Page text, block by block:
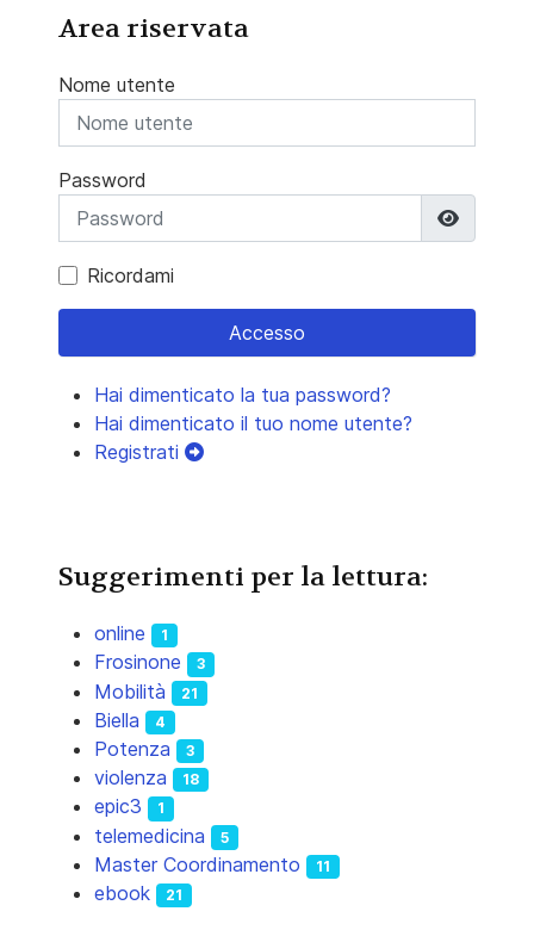
Area riservata
Nome utente
Password
Ricordami
Accesso
Hai dimenticato la tua password?
Hai dimenticato il tuo nome utente?
Registrati
Suggerimenti per la lettura:
online 1
Frosinone 3
Mobilità 21
Biella 4
Potenza 3
violenza 18
epic3 1
telemedicina 5
Master Coordinamento 11
ebook 21